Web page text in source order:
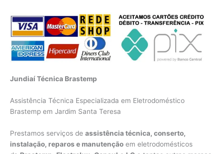
Jundiaí Técnica Brastemp
Assistência Técnica Especializada em Eletrodoméstico
Brastemp em Jardim Santa Teresa
Prestamos serviços de assistência técnica, conserto,
instalação, reparos e manutenção em eletrodomésticos